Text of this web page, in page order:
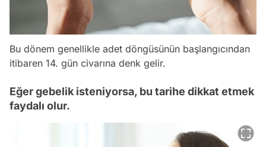
Bu dönem genellikle adet döngüsünün başlangıcından
itibaren 14. gün civarına denk gelir.
Eğer gebelik isteniyorsa, bu tarihe dikkat etmek
faydalı olur.